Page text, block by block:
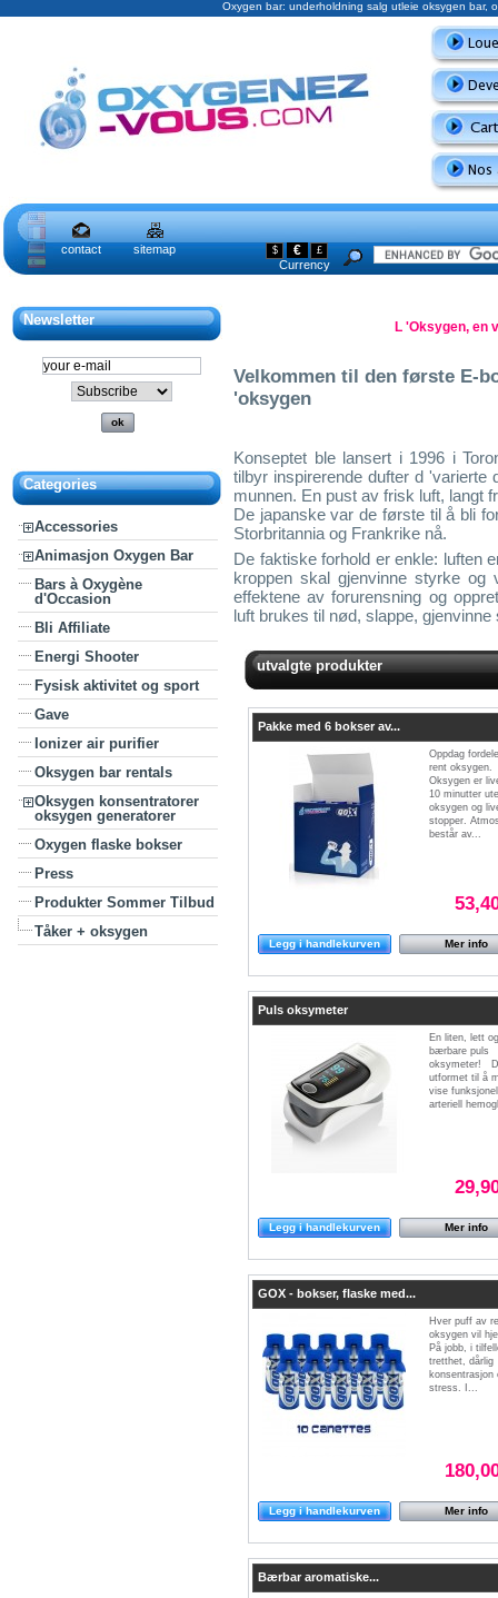
Oxygen bar: underholdning salg utleie oksygen bar,
contact sitemap $ € £
Currency
Newsletter
Categories
Accessories
Animasjon Oxygen Bar
Bars à Oxygène
d'Occasion
Bli Affiliate
Energi Shooter
Fysisk aktivitet og sport
Gave
Ionizer air purifier
Oksygen bar rentals
Oksygen konsentratorer
oksygen generatorer
Oxygen flaske bokser
Press
Produkter Sommer Tilbud
Tåker + oksygen
L 'Oksygen, en
Velkommen til den første E-
'oksygen
Konseptet ble lansert i 1996 i
tilbyr inspirerende dufter d
munnen. En pust av frisk luft, langt
De japanske var de første til å bli
Storbritannia og Frankrike nå.
De faktiske forhold er enkle: luften
kroppen skal gjenvinne styrke
effektene av forurensning og
luft brukes til nød, slappe,
utvalgte produkter
Pakke med 6 bokser av...
Oppdag
rent oksygen.
Oksygen er
10 minutter
oksygen og
stopper.
består av...
Mer info
Legg i handlekurven
Puls oksymeter
En liten, lett og
bærbare puls
oksymeter!
utformet til å
vise
arteriell
Mer info
Legg i handlekurven
GOX - bokser, flaske med...
Hver puff av
oksygen vil
På jobb, i
tretthet, dårlig
konsentrasjon
stress. I...
Mer info
Legg i handlekurven
Bærbar aromatiske...